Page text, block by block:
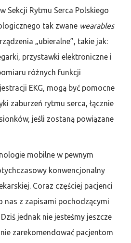
Sekcji Rytmu Serca Polskiego
tak zwane wearables
„ubieralne”, takie jak:
przystawki elektroniczne i
różnych funkcji
EKG, mogą być pomocne
zaburzeń rytmu serca, łącznie
jeśli zostaną powiązane
mobilne w pewnym
konwencjonalny
Coraz częściej pacjenci
nas z zapisami pochodzącymi
jednak nie jesteśmy jeszcze
zarekomendować pacjentom